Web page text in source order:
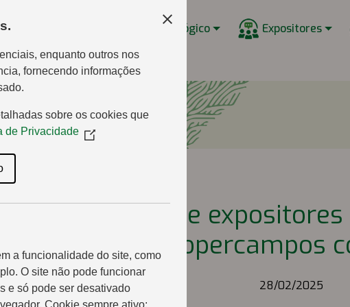
Show Tecnológico Expositores
Com recorde de
Tecnológico Copercampos
28/02/2025
enquanto outros nos
fornecendo informações
sobre os cookies que
de Privacidade (Opens
window)
a funcionalidade do site, como
O site não pode funcionar
e só pode ser desativado
Cookie sempre ativo: